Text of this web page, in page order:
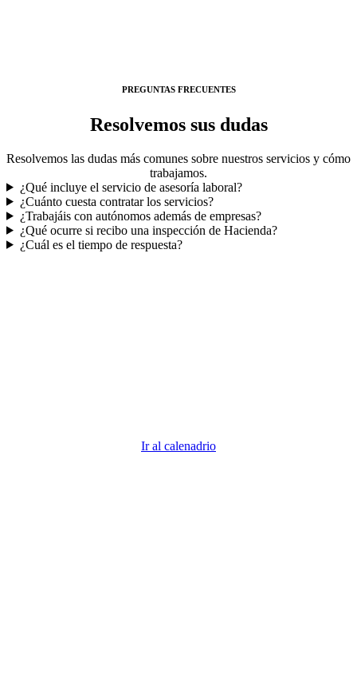
PREGUNTAS FRECUENTES
Resolvemos sus dudas
Resolvemos las dudas más comunes sobre nuestros servicios y cómo
trabajamos.
¿Qué incluye el servicio de asesoría laboral?
¿Cuánto cuesta contratar los servicios?
¿Trabajáis con autónomos además de empresas?
¿Qué ocurre si recibo una inspección de Hacienda?
¿Cuál es el tiempo de respuesta?
Ir al calenadrio